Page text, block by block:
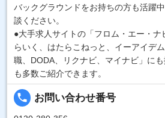
バックグラウンドをお持ちの方も活躍
談ください。
●大手求人サイトの「フロム・エー・ナ
らいく、はたらこねっと、イーアイデ
職、DODA、リクナビ、マイナビ」に
も多数ご紹介できます。
local_phone お問い合わせ番号